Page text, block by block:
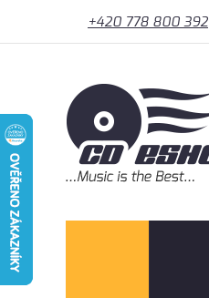
+420 778 800 392